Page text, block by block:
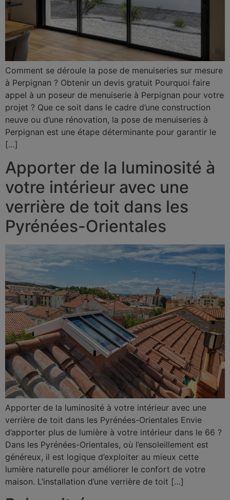
Comment se déroule la pose de menuiseries sur mesure
à Perpignan ? Obtenir un devis gratuit Pourquoi faire
appel à un poseur de menuiserie à Perpignan pour votre
projet ? Que ce soit dans le cadre d’une construction
neuve ou d’une rénovation, la pose de menuiseries à
Perpignan est une étape déterminante pour garantir le
[…]
Apporter de la luminosité à
votre intérieur avec une
verrière de toit dans les
Pyrénées-Orientales
Apporter de la luminosité à votre intérieur avec une
verrière de toit dans les Pyrénées-Orientales Envie
d’apporter plus de lumière à votre intérieur dans le 66 ?
Dans les Pyrénées-Orientales, où l’ensoleillement est
généreux, il est logique d’exploiter au mieux cette
lumière naturelle pour améliorer le confort de votre
maison. L’installation d’une verrière de toit […]